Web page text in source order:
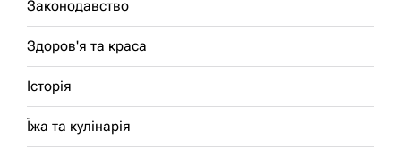
Законодавство
Здоров'я та краса
Історія
Їжа та кулінарія